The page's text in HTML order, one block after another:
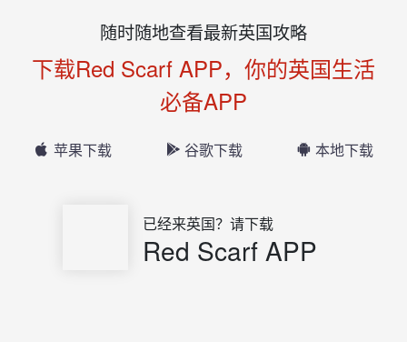
随时随地查看最新英国攻略
下载Red Scarf APP，你的英国生活
必备APP
苹果下载 谷歌下载 本地下载
已经来英国？请下载
Red Scarf APP